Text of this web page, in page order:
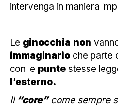
intervenga in maniera
Le ginocchia non
immaginario che parte
con le punte stesse
l’esterno.
Il “core”come sempre